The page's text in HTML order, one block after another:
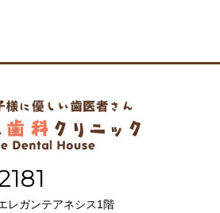
レガンテアネシス1階